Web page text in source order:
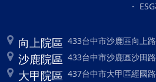
向上院區 433台中市沙鹿區向上
沙鹿院區 433台中市沙鹿區沙田
大甲院區 437台中市大甲區經國